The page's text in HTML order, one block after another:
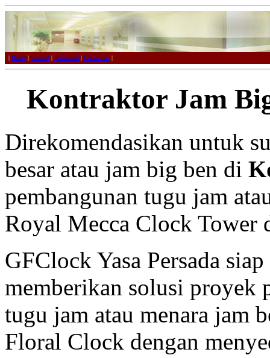
| Home | Product | Download | Contact us |
Kontraktor Jam
Direkomendasikan untuk
besar atau jam big ben di
pembangunan tugu jam
Royal Mecca Clock Tower
GFClock Yasa Persada
memberikan solusi proyek
tugu jam atau menara jam
Floral Clock dengan